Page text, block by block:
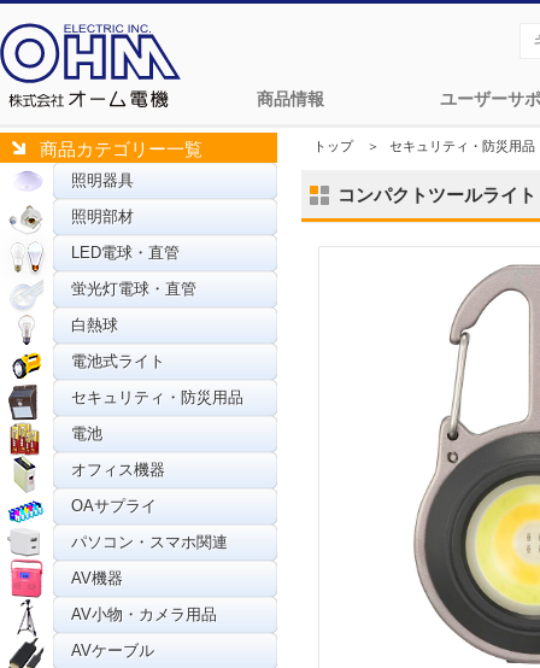
商品情報 ユーザーサ
商品カテゴリー一覧
照明器具
照明部材
LED電球・直管
蛍光灯電球・直管
白熱球
電池式ライト
セキュリティ・防災用品
電池
オフィス機器
OAサプライ
パソコン・スマホ関連
AV機器
AV小物・カメラ用品
AVケーブル
トップ＞ セキュリティ・防災用品
コンパクトツールライ